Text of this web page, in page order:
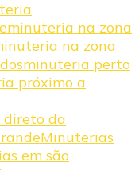
minuteria na zona
na zona
minuteria perto
próximo a
da
Minuterias
em são